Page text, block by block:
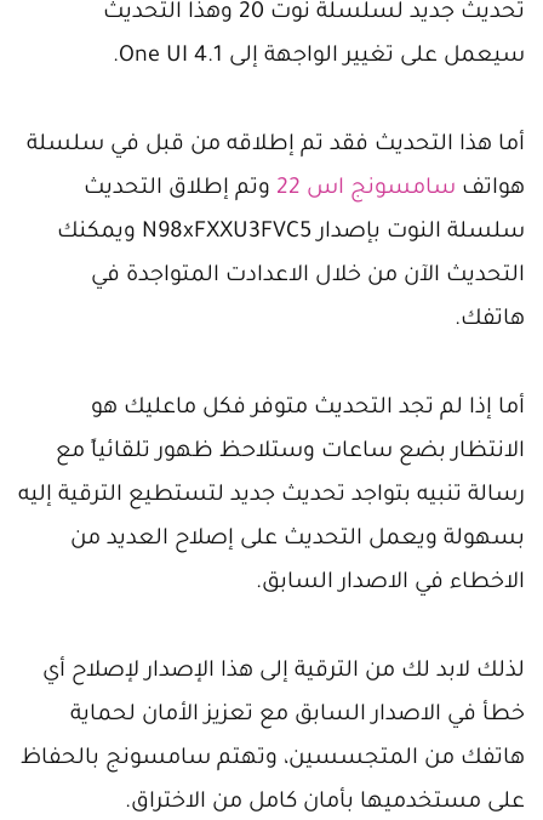
تحديث جديد لسلسلة نوت 20 وهذا التحديث
سيعمل على تغيير الواجهة إلى One UI 4.1.
أما هذا التحديث فقد تم إطلاقه من قبل في سلسلة
هواتف سامسونج اس 22
وتم إطلاق التحديث
سلسلة النوت بإصدار N98xFXXU3FVC5 ويمكنك
التحديث الآن من خلال الاعدادت المتواجدة في
هاتفك.
أما إذا لم تجد التحديث متوفر فكل ماعليك هو
الانتظار بضع ساعات وستلاحظ ظهور تلقائياً مع
رسالة تنبيه بتواجد تحديث جديد لتستطيع الترقية إليه
بسهولة ويعمل التحديث على إصلاح العديد من
الاخطاء في الاصدار السابق.
لذلك لابد لك من الترقية إلى هذا الإصدار لإصلاح أي
خطأ في الاصدار السابق مع تعزيز الأمان لحماية
هاتفك من المتجسسين، وتهتم سامسونج بالحفاظ
على مستخدميها بأمان كامل من الاختراق.